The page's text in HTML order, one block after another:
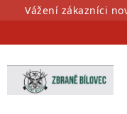
PřejítVážení zákazníci